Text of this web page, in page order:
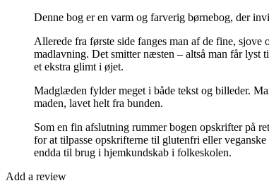
Denne bog er en varm og farverig børnebog, der
Allerede fra første side fanges man af de fine,
madlavning. Det smitter næsten – altså man får
et ekstra glimt i øjet.
Madglæden fylder meget i både tekst og billeder.
maden, lavet helt fra bunden.
Som en fin afslutning rummer bogen opskrifter på
for at tilpasse opskrifterne til glutenfri eller
endda til brug i hjemkundskab i folkeskolen.
Add a review